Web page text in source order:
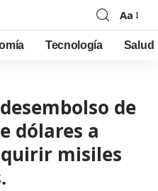
Font
Resizer
Aa
Tecnología Salud
de
dólares a
misiles